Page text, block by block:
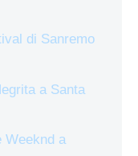
di Sanremo
a Santa
Weeknd a